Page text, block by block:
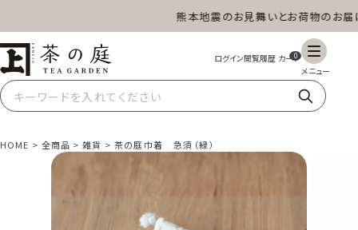
熊本地震のお見舞いとお荷物のお届けに
茶の庭オンラインショップ 0
HOME 全商品 雑貨 茶の庭巾着 急須（緑）